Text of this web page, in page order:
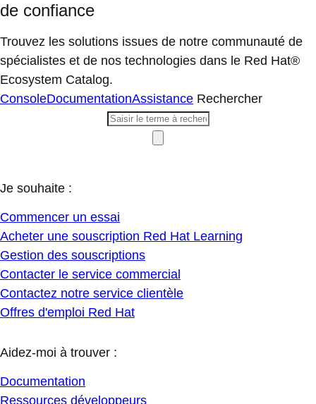
de confiance
Trouvez les solutions issues de notre communauté de
spécialistes et de nos technologies dans le Red Hat®
Ecosystem Catalog.
ConsoleDocumentationAssistance Rechercher
Je souhaite :
Commencer un essai
Acheter une souscription Red Hat Learning
Gestion des souscriptions
Contacter le service commercial
Contactez notre service clientèle
Offres d'emploi Red Hat
Aidez-moi à trouver :
Documentation
Ressources développeurs